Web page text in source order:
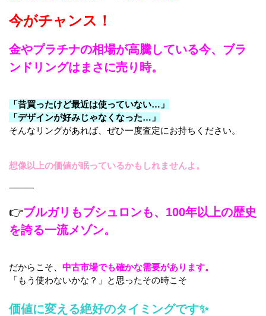
今がチャンス！
金やプラチナの相場が高騰している今、ブラ
ンドリングはまさに売り時。
「昔買ったけど最近は使っていない…」
「デザインが好みじゃなくなった…」
そんなリングがあれば、ぜひ一度査定にお持ちください。
想像以上の価値が眠っているかもしれませんよ。
⸻
👉ブルガリもブシュロンも、100年以上の歴史
を誇る一流メゾン。
だからこそ、 中古市場でも確かな需要があります。
「もう使わないかな？」と思ったその時こそ
価値に変える絶好のタイミングです✨